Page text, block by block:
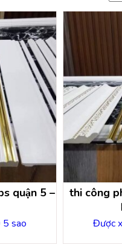
quận 5 –
5 sao
thi công
Được